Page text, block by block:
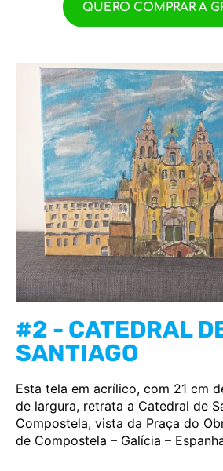
QUERO COMPRAR A
#2 - CATEDRAL
SANTIAGO
Esta tela em acrílico, com 21 cm
de largura, retrata a Catedral de
Compostela, vista da Praça do
de Compostela – Galícia –